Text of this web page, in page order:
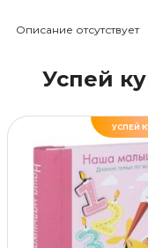
Описание отсутствует
Успей
УСПЕЙ